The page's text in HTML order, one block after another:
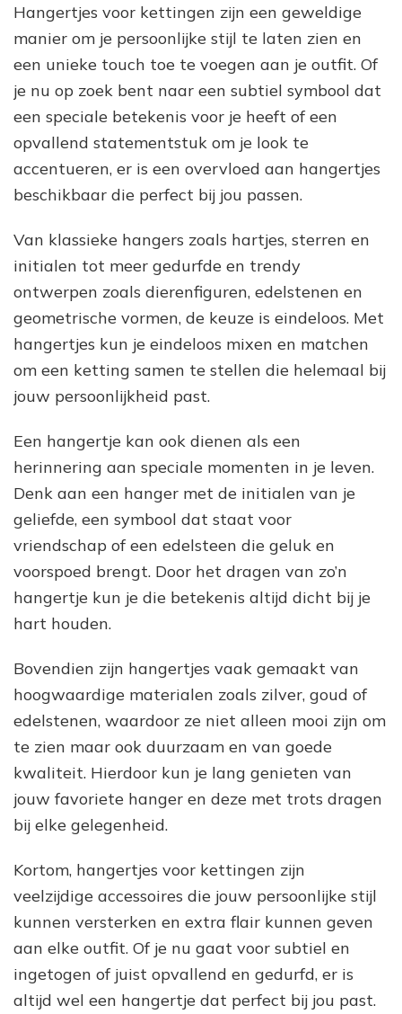
Hangertjes voor kettingen zijn een geweldige
manier om je persoonlijke stijl te laten zien en
een unieke touch toe te voegen aan je outfit. Of
je nu op zoek bent naar een subtiel symbool dat
een speciale betekenis voor je heeft of een
opvallend statementstuk om je look te
accentueren, er is een overvloed aan hangertjes
beschikbaar die perfect bij jou passen.
Van klassieke hangers zoals hartjes, sterren en
initialen tot meer gedurfde en trendy
ontwerpen zoals dierenfiguren, edelstenen en
geometrische vormen, de keuze is eindeloos. Met
hangertjes kun je eindeloos mixen en matchen
om een ketting samen te stellen die helemaal bij
jouw persoonlijkheid past.
Een hangertje kan ook dienen als een
herinnering aan speciale momenten in je leven.
Denk aan een hanger met de initialen van je
geliefde, een symbool dat staat voor
vriendschap of een edelsteen die geluk en
voorspoed brengt. Door het dragen van zo’n
hangertje kun je die betekenis altijd dicht bij je
hart houden.
Bovendien zijn hangertjes vaak gemaakt van
hoogwaardige materialen zoals zilver, goud of
edelstenen, waardoor ze niet alleen mooi zijn om
te zien maar ook duurzaam en van goede
kwaliteit. Hierdoor kun je lang genieten van
jouw favoriete hanger en deze met trots dragen
bij elke gelegenheid.
Kortom, hangertjes voor kettingen zijn
veelzijdige accessoires die jouw persoonlijke stijl
kunnen versterken en extra flair kunnen geven
aan elke outfit. Of je nu gaat voor subtiel en
ingetogen of juist opvallend en gedurfd, er is
altijd wel een hangertje dat perfect bij jou past.